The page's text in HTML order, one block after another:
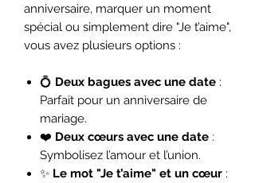
anniversaire, marquer un moment
spécial ou simplement dire "Je t’aime",
vous avez plusieurs options :
💍 Deux bagues avec une date :
Parfait pour un anniversaire de
mariage.
❤️ Deux cœurs avec une date :
Symbolisez l’amour et l’union.
✨ Le mot "Je t’aime" et un cœur :